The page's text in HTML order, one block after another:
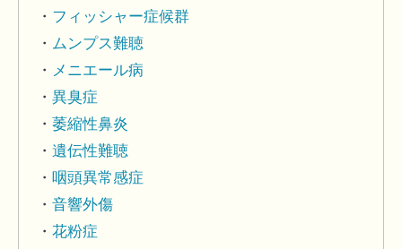
フィッシャー症候群
ムンプス難聴
メニエール病
異臭症
萎縮性鼻炎
遺伝性難聴
咽頭異常感症
音響外傷
花粉症